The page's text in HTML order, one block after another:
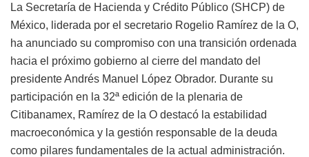
La Secretaría de Hacienda y Crédito Público (SHCP) de
México, liderada por el secretario Rogelio Ramírez de la O,
ha anunciado su compromiso con una transición ordenada
hacia el próximo gobierno al cierre del mandato del
presidente Andrés Manuel López Obrador. Durante su
participación en la 32ª edición de la plenaria de
Citibanamex, Ramírez de la O destacó la estabilidad
macroeconómica y la gestión responsable de la deuda
como pilares fundamentales de la actual administración.